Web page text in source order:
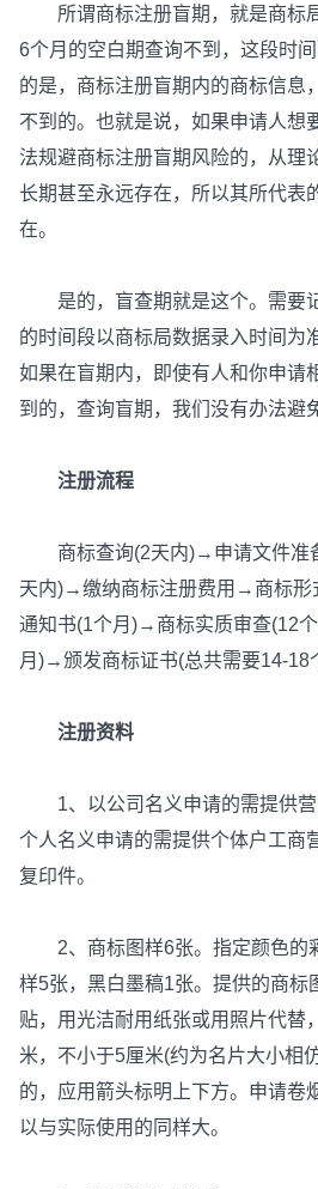
所谓商标注册盲期，就是商标
6个月的空白期查询不到，这段时
的是，商标注册盲期内的商标信息
不到的。也就是说，如果申请人想
法规避商标注册盲期风险的，从理
长期甚至永远存在，所以其所代表
在。
是的，盲查期就是这个。需要
的时间段以商标局数据录入时间为
如果在盲期内，即使有人和你申请
到的，查询盲期，我们没有办法避
注册流程
商标查询(2天内)→申请文件准
天内)→缴纳商标注册费用→商标形
通知书(1个月)→商标实质审查(12
月)→颁发商标证书(总共需要14-18
注册资料
1、以公司名义申请的需提供营
个人名义申请的需提供个体户工商
复印件。
2、商标图样6张。指定颜色的
样5张，黑白墨稿1张。提供的商标
贴，用光洁耐用纸张或用照片代替
米，不小于5厘米(约为名片大小相
的，应用箭头标明上下方。申请卷
以与实际使用的同样大。